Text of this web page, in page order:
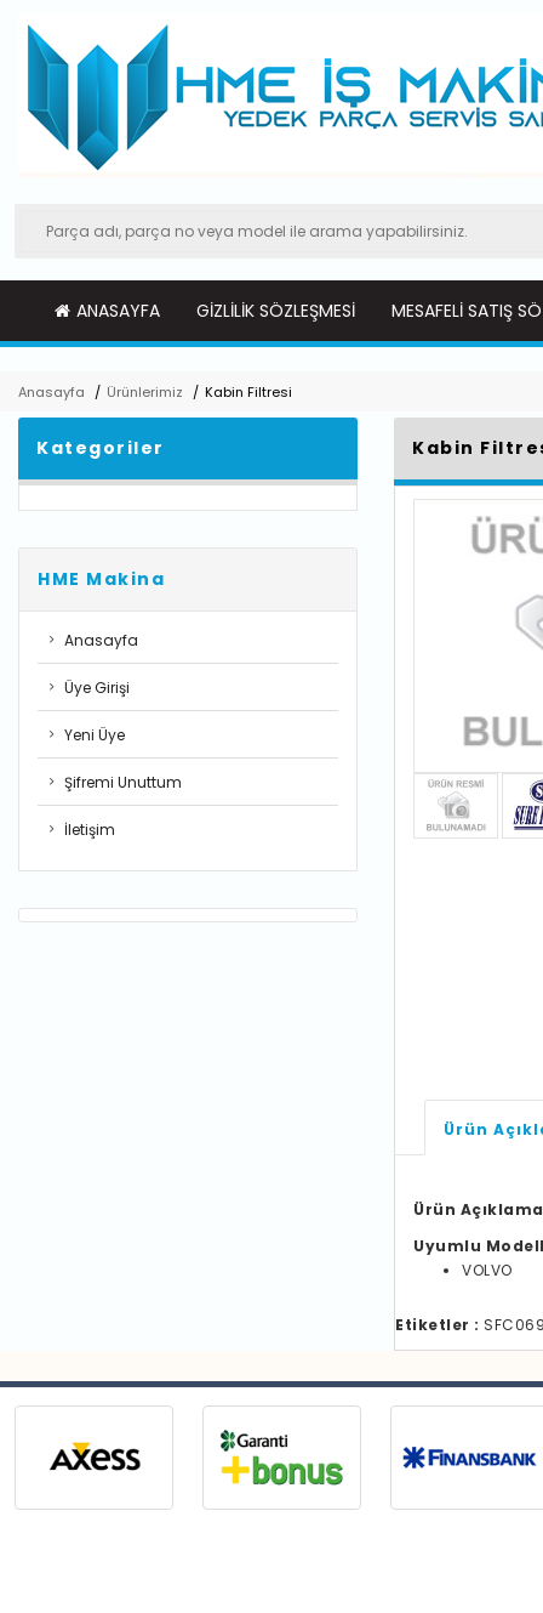
ANASAYFA GIZLILIK SÖZLEŞMESI MESAFELI SATIŞ
Anasayfa / Ürünlerimiz / Kabin Filtresi
Kategoriler
HME Makina
Anasayfa
Üye Girişi
Yeni Üye
Şifremi Unuttum
İletişim
Kabin
Ürün
Ürün
Uyumlu
VOLVO
Etiketler :